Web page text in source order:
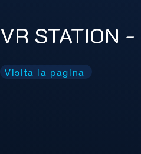
VR STATION -
Visita la pagina